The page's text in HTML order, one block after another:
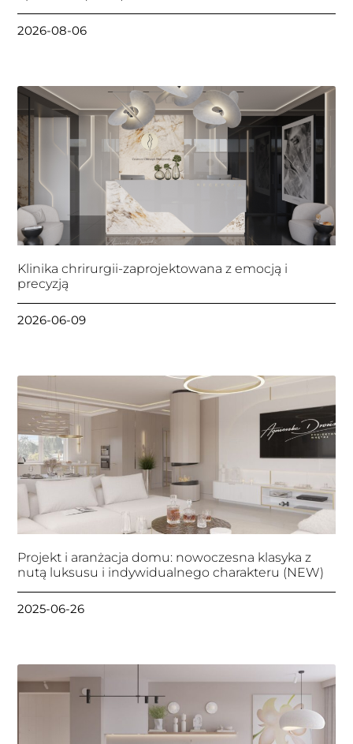
2026-08-06
Klinika chrirurgii-zaprojektowana z emocją i
precyzją
2026-06-09
Projekt i aranżacja domu: nowoczesna klasyka z
nutą luksusu i indywidualnego charakteru (NEW)
2025-06-26